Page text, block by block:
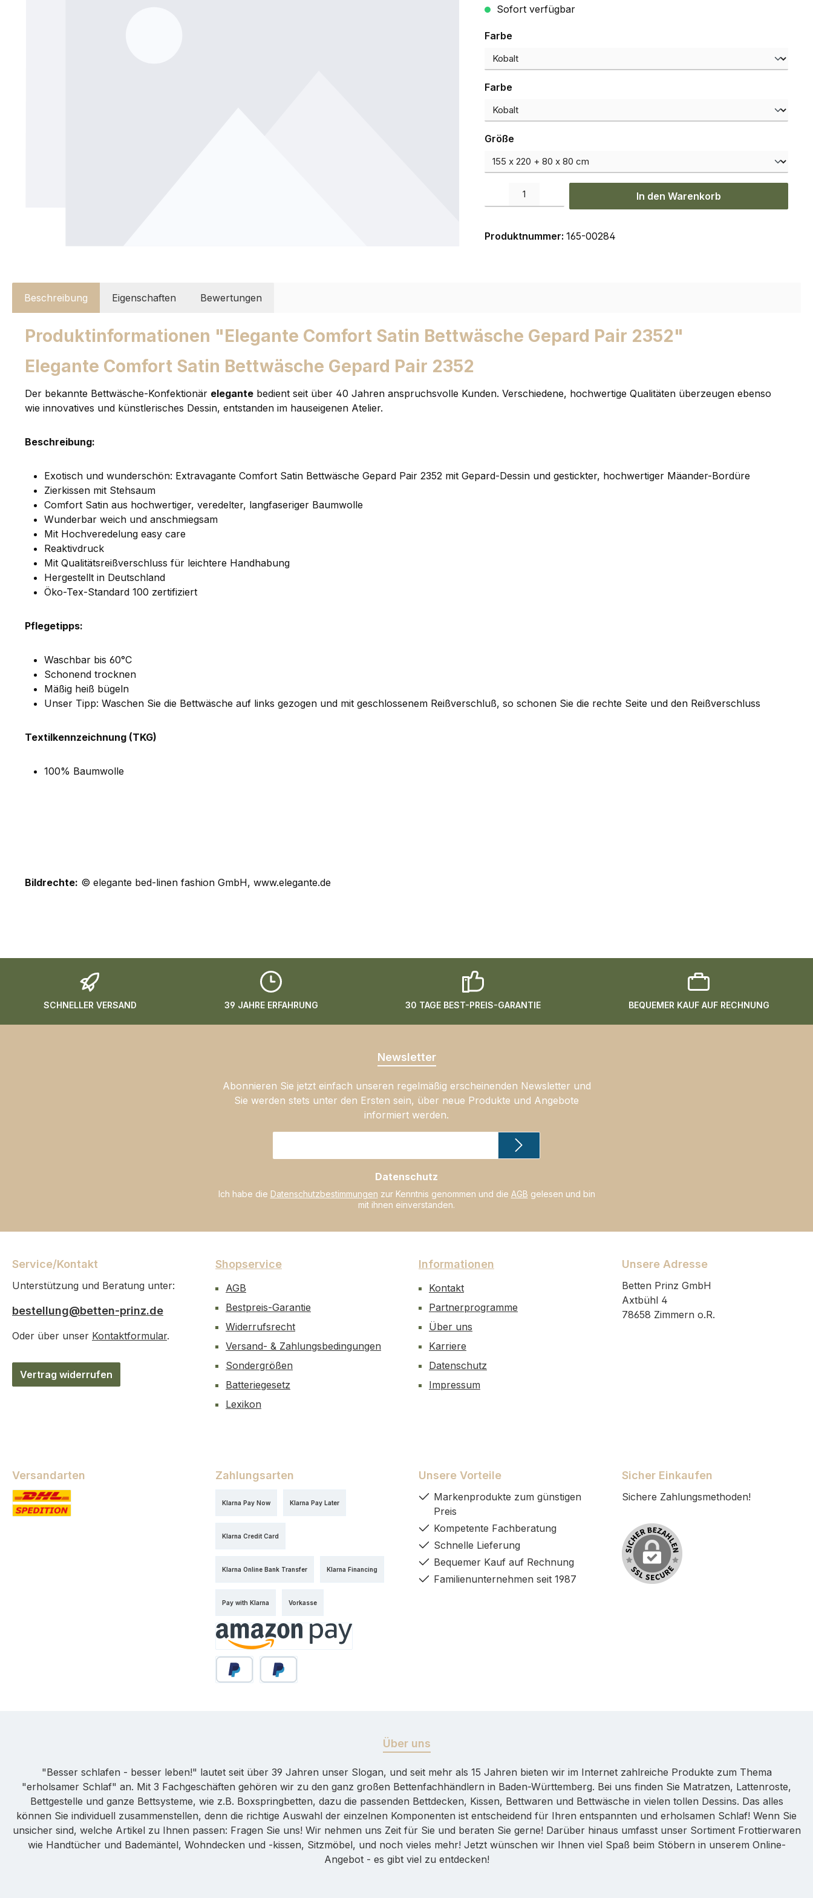
Sofort verfügbar
Farbeauswählen
Farbeauswählen
Größeauswählen
Produkt Anzahl: Gib den gewünschten Wert ein oder benutze die Schaltflächen
In den Warenkorb
Produktnummer: 165-00284
Beschreibung Eigenschaften Bewertungen
Produktinformationen "Elegante Comfort Satin Bettwäsche Gepard Pair 2352"
Elegante Comfort Satin Bettwäsche Gepard Pair 2352
Der bekannte Bettwäsche-Konfektionär elegante bedient seit über 40 Jahren anspruchsvolle Kunden. Verschiedene, hochwertige Qualitäten überzeugen ebenso
wie innovatives und künstlerisches Dessin, entstanden im hauseigenen Atelier.
Beschreibung:
Exotisch und wunderschön: Extravagante Comfort Satin Bettwäsche Gepard Pair 2352 mit Gepard-Dessin und gestickter, hochwertiger Mäander-Bordüre
Zierkissen mit Stehsaum
Comfort Satin aus hochwertiger, veredelter, langfaseriger Baumwolle
Wunderbar weich und anschmiegsam
Mit Hochveredelung easy care
Reaktivdruck
Mit Qualitätsreißverschluss für leichtere Handhabung
Hergestellt in Deutschland
Öko-Tex-Standard 100 zertifiziert
Pflegetipps:
Waschbar bis 60°C
Schonend trocknen
Mäßig heiß bügeln
Unser Tipp: Waschen Sie die Bettwäsche auf links gezogen und mit geschlossenem Reißverschluß, so schonen Sie die rechte Seite und den Reißverschluss
Textilkennzeichnung (TKG)
100% Baumwolle
Bildrechte: © elegante bed-linen fashion GmbH, www.elegante.de
SCHNELLER VERSAND 39 JAHRE ERFAHRUNG 30 TAGE BEST-PREIS-GARANTIE BEQUEMER KAUF AUF RECHNUNG
Newsletter
Abonnieren Sie jetzt einfach unseren regelmäßig erscheinenden Newsletter und
Sie werden stets unter den Ersten sein, über neue Produkte und Angebote
informiert werden.
Datenschutz
Ich habe die Datenschutzbestimmungen zur Kenntnis genommen und die AGB gelesen und bin
mit ihnen einverstanden.
Service/Kontakt
Unterstützung und Beratung unter:
bestellung@betten-prinz.de
Oder über unser Kontaktformular.
Vertrag widerrufen
Shopservice
AGB
Bestpreis-Garantie
Widerrufsrecht
Versand- & Zahlungsbedingungen
Sondergrößen
Batteriegesetz
Lexikon
Informationen
Kontakt
Partnerprogramme
Über uns
Karriere
Datenschutz
Impressum
Unsere Adresse
Betten Prinz GmbH
Axtbühl 4
78658 Zimmern o.R.
Versandarten Zahlungsarten
Amazon Pay
Vorkasse
Klarna Pay Now Klarna Pay Later
Klarna Credit Card
Klarna Online Bank Transfer Klarna Financing
Pay with Klarna
Unsere Vorteile
Markenprodukte zum günstigen
Preis
Kompetente Fachberatung
Schnelle Lieferung
Bequemer Kauf auf Rechnung
Familienunternehmen seit 1987
Sicher Einkaufen
Sichere Zahlungsmethoden!
Über uns
"Besser schlafen - besser leben!" lautet seit über 39 Jahren unser Slogan, und seit mehr als 15 Jahren bieten wir im Internet zahlreiche Produkte zum Thema
"erholsamer Schlaf" an. Mit 3 Fachgeschäften gehören wir zu den ganz großen Bettenfachhändlern in Baden-Württemberg. Bei uns finden Sie Matratzen, Lattenroste,
Bettgestelle und ganze Bettsysteme, wie z.B. Boxspringbetten, dazu die passenden Bettdecken, Kissen, Bettwaren und Bettwäsche in vielen tollen Dessins. Das alles
können Sie individuell zusammenstellen, denn die richtige Auswahl der einzelnen Komponenten ist entscheidend für Ihren entspannten und erholsamen Schlaf! Wenn Sie
unsicher sind, welche Artikel zu Ihnen passen: Fragen Sie uns! Wir nehmen uns Zeit für Sie und beraten Sie gerne! Darüber hinaus umfasst unser Sortiment Frottierwaren
wie Handtücher und Bademäntel, Wohndecken und -kissen, Sitzmöbel, und noch vieles mehr! Jetzt wünschen wir Ihnen viel Spaß beim Stöbern in unserem Online-
Angebot - es gibt viel zu entdecken!